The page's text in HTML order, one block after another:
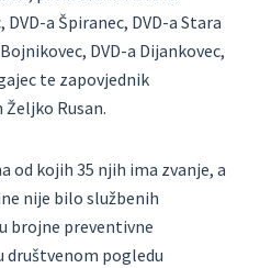
a Špiranec, DVD-a Stara
DVD-a Dijankovec,
te zapovjednik
Rusan.
od kojih 35 njih ima zvanje, a
nije bilo službenih
brojne preventivne
društvenom pogledu